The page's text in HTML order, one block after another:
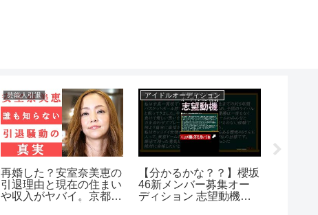
芸能人引退
再婚した？安室奈美恵の
引退理由と現在の住まい
や収入がヤバイ。京都の
アイドルオーディション
【分かるかな？？】櫻坂
46新メンバー募集オー
ディション 志望動機の